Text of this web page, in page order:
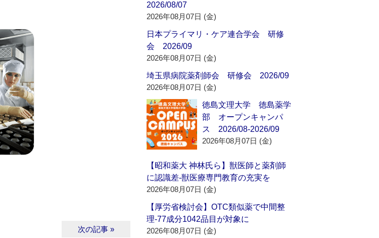
次の記事 »
2026/08/07
2026年08月07日 (金)
日本プライマリ・ケア連合学会 研修
会 2026/09
2026年08月07日 (金)
埼玉県病院薬剤師会 研修会 2026/09
2026年08月07日 (金)
徳島文理大学 徳島薬学
部 オープンキャンパ
ス 2026/08-2026/09
2026年08月07日 (金)
【昭和薬大 神林氏ら】獣医師と薬剤師
に認識差‐獣医療専門教育の充実を
2026年08月07日 (金)
【厚労省検討会】OTC類似薬で中間整
理‐77成分1042品目が対象に
2026年08月07日 (金)